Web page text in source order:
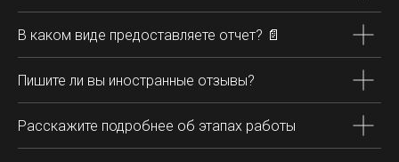
В каком виде предоставляете отчет? 📄
Пишите ли вы иностранные отзывы?
Расскажите подробнее об этапах работы